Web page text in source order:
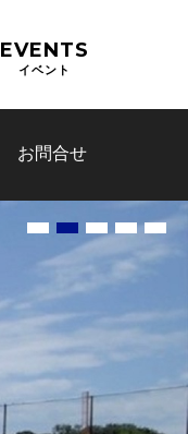
EVENTS
イベント
お問合せ